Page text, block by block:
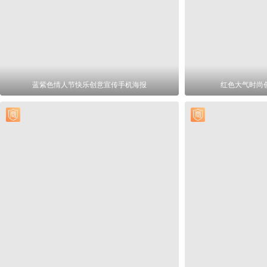
蓝紫色情人节快乐创意宣传手机海报 红色大气时尚